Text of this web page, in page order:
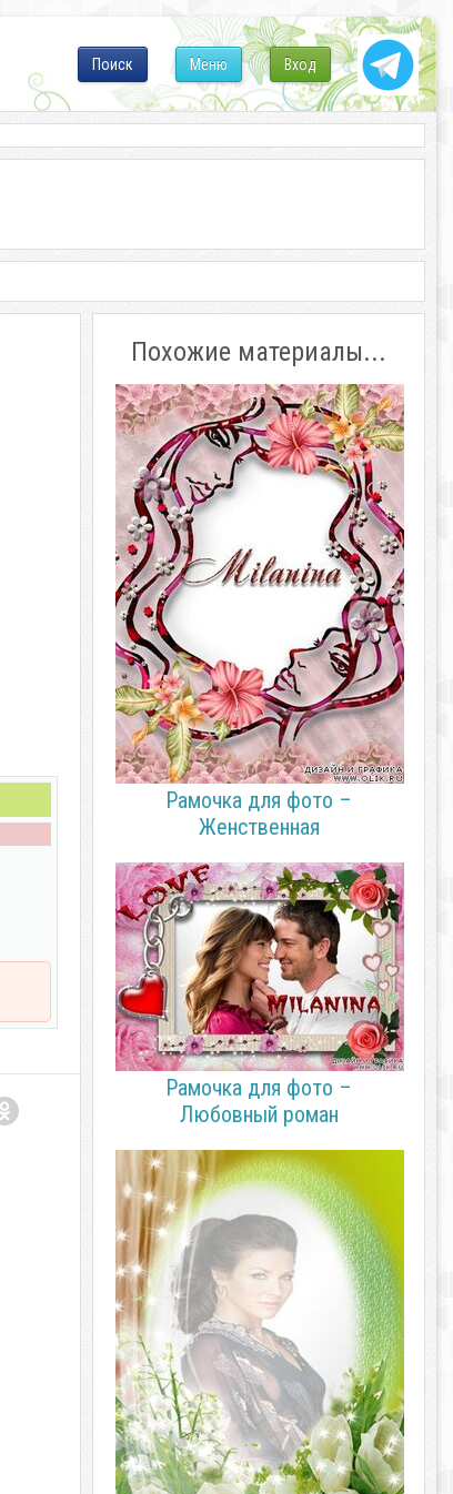
Вход
Меню
Поиск
Похожие материалы...
Рамочка для фото –
Женственная
Рамочка для фото –
Любовный роман